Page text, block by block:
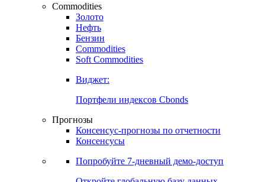
Commodities
Золото
Нефть
Бензин
Commodities
Soft Commodities
Виджет:
Портфели индексов Cbonds
Прогнозы
Консенсус-прогнозы по отчетности
Консенсусы
Попробуйте 7-дневный демо-доступ